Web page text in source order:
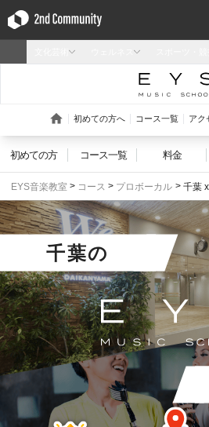
初めての方 コース一覧 料金
EYS音楽教室 コース プロボーカル 千葉
千葉の